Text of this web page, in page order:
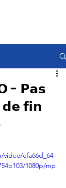
- 𝗣𝗮𝘀
𝗳𝗶𝗻
efa66d_64
1080p/mp